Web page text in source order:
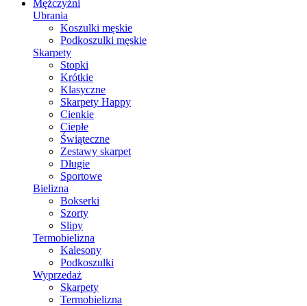
Mężczyźni
Ubrania
Koszulki męskie
Podkoszulki męskie
Skarpety
Stopki
Krótkie
Klasyczne
Skarpety Happy
Cienkie
Ciepłe
Świąteczne
Zestawy skarpet
Długie
Sportowe
Bielizna
Bokserki
Szorty
Slipy
Termobielizna
Kalesony
Podkoszulki
Wyprzedaż
Skarpety
Termobielizna